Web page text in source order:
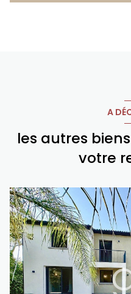
A
les autres
votre